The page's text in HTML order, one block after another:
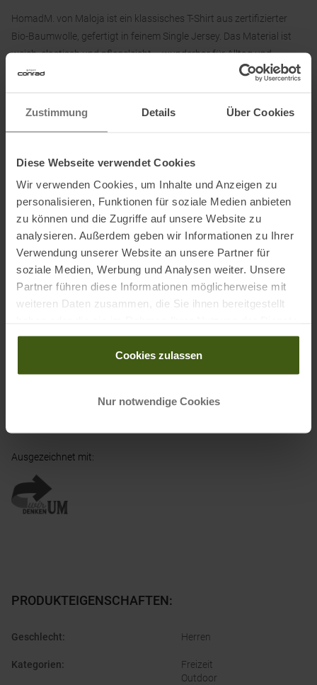
Zustimmung Details Über Cookies
Diese Webseite verwendet Cookies
Wir verwenden Cookies, um Inhalte und Anzeigen zu
personalisieren, Funktionen für soziale Medien anbieten
zu können und die Zugriffe auf unsere Website zu
analysieren. Außerdem geben wir Informationen zu Ihrer
Verwendung unserer Website an unsere Partner für
soziale Medien, Werbung und Analysen weiter. Unsere
Partner führen diese Informationen möglicherweise mit
weiteren Daten zusammen, die Sie ihnen bereitgestellt
gesammelt haben.
Cookies zulassen
Nur notwendige Cookies
HomadM. von Maloja ist ein klassisches T-Shirt aus zertifizierter
Bio-Baumwolle, gefertigt in feinem Single Jersey. Das Material ist
weich, elastisch und pflegeleicht – wunderbar für Alltag und
Freizeit.
klassischem Halsausschnitt sowie angepasster Weite an Brust und
Ärmeln. Highlight ist die großflächige Maloja-Berggrafik auf der
verleiht.
Maloja's HomadM. als ein vielseitiges Essential für Freizeit, Reisen
und Streetwear-Outfits will man nicht mehr missen, wenn man es
Material:
Informationen zu EU Verordnung GPSR
Postanschrift des Herstellers:Bach 1, 83253 Rimsting (Germany)
Ausgezeichnet mit:
PRODUKTEIGENSCHAFTEN:
Geschlecht: Herren
Kategorien:
Freizeit
Outdoor